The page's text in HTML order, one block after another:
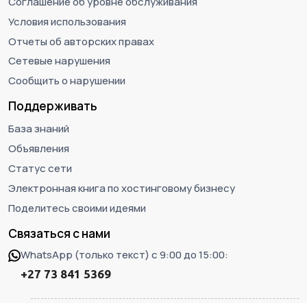
Условия использования
Отчеты об авторских правах
Сетевые нарушения
Сообщить о нарушении
Поддерживать
База знаний
Объявления
Статус сети
Электронная книга по хостинговому бизнесу
Поделитесь своими идеями
Связаться с нами
WhatsApp (только текст) с 9:00 до 15:00:
+27 73 841 5369